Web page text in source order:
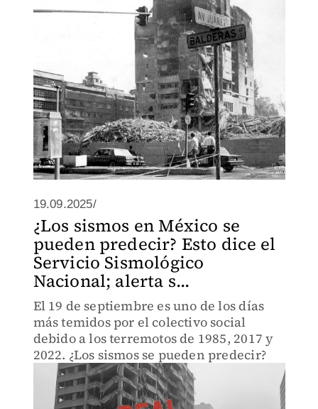
19.09.2025/
¿Los sismos en México se
pueden predecir? Esto dice el
Servicio Sismológico
Nacional; alerta s...
El 19 de septiembre es uno de los días
más temidos por el colectivo social
debido a los terremotos de 1985, 2017 y
2022. ¿Los sismos se pueden predecir?